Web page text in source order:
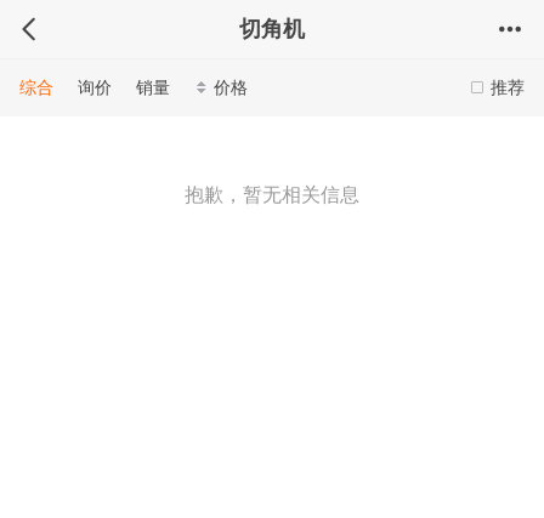
切角机
推荐
综合 询价 销量 价格
抱歉，暂无相关信息